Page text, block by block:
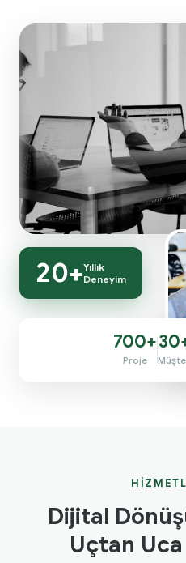
20+Yıllık
Deneyim
700+
Proje
Dijital
Uçtan